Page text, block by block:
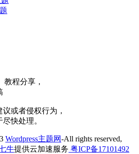
教程分享，
或者侵权行为，
快处理。
Wordpress主题网-All rights reserved,
牛提供云加速服务 粤ICP备17101492